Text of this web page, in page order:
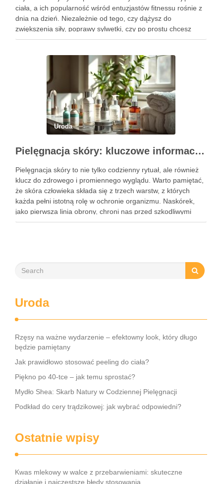
ciała, a ich popularność wśród entuzjastów fitnessu rośnie z
dnia na dzień. Niezależnie od tego, czy dążysz do
zwiększenia siły, poprawy sylwetki, czy po prostu chcesz
poczuć się lepiej w swoim ciele, odpowiednio dobrane
Uroda
Pielęgnacja skóry: kluczowe informacje i skuteczne metody
Pielęgnacja skóry to nie tylko codzienny rytuał, ale również
klucz do zdrowego i promiennego wyglądu. Warto pamiętać,
że skóra człowieka składa się z trzech warstw, z których
każda pełni istotną rolę w ochronie organizmu. Naskórek,
jako pierwsza linia obrony, chroni nas przed szkodliwymi
czynnikami zewnętrznymi, a nawilżająca skóra właściwa,
Uroda
Rzęsy na ważne wydarzenie – efektowny look, który długo
będzie pamiętany
Jak prawidłowo stosować peeling do ciała?
Piękno po 40-tce – jak temu sprostać?
Mydło Shea: Skarb Natury w Codziennej Pielęgnacji
Podkład do cery trądzikowej: jak wybrać odpowiedni?
Ostatnie wpisy
Kwas mlekowy w walce z przebarwieniami: skuteczne
działanie i najczęstsze błędy stosowania